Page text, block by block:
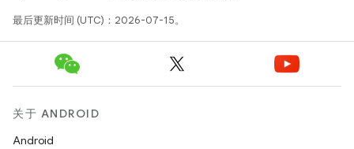
最后更新时间 (UTC)：2026-07-15。
关于 ANDROID
Android